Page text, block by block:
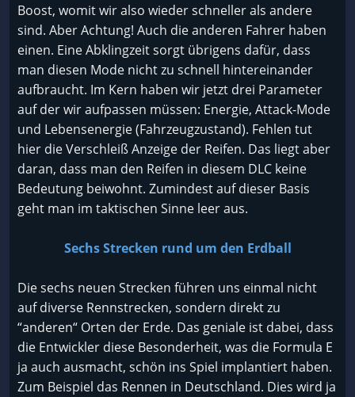
Boost, womit wir also wieder schneller als andere
sind. Aber Achtung! Auch die anderen Fahrer haben
einen. Eine Abklingzeit sorgt übrigens dafür, dass
man diesen Mode nicht zu schnell hintereinander
aufbraucht. Im Kern haben wir jetzt drei Parameter
auf der wir aufpassen müssen: Energie, Attack-Mode
und Lebensenergie (Fahrzeugzustand). Fehlen tut
hier die Verschleiß Anzeige der Reifen. Das liegt aber
daran, dass man den Reifen in diesem DLC keine
Bedeutung beiwohnt. Zumindest auf dieser Basis
geht man im taktischen Sinne leer aus.
Sechs Strecken rund um den Erdball
Die sechs neuen Strecken führen uns einmal nicht
auf diverse Rennstrecken, sondern direkt zu
“anderen“ Orten der Erde. Das geniale ist dabei, dass
die Entwickler diese Besonderheit, was die Formula E
ja auch ausmacht, schön ins Spiel implantiert haben.
Zum Beispiel das Rennen in Deutschland. Dies wird ja